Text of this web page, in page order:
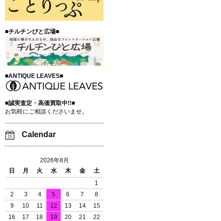
■チルチンびと広場■
■ANTIQUE LEAVES■
■誠実査定・高価買取中!!■
お気軽にご相談くださいませ。
Calendar
2026年8月
日
月 火 水 木 金
土
1
2
3 4 5 6 7
8
9
10 11 12 13 14
15
16
17 18 19 20 21
22